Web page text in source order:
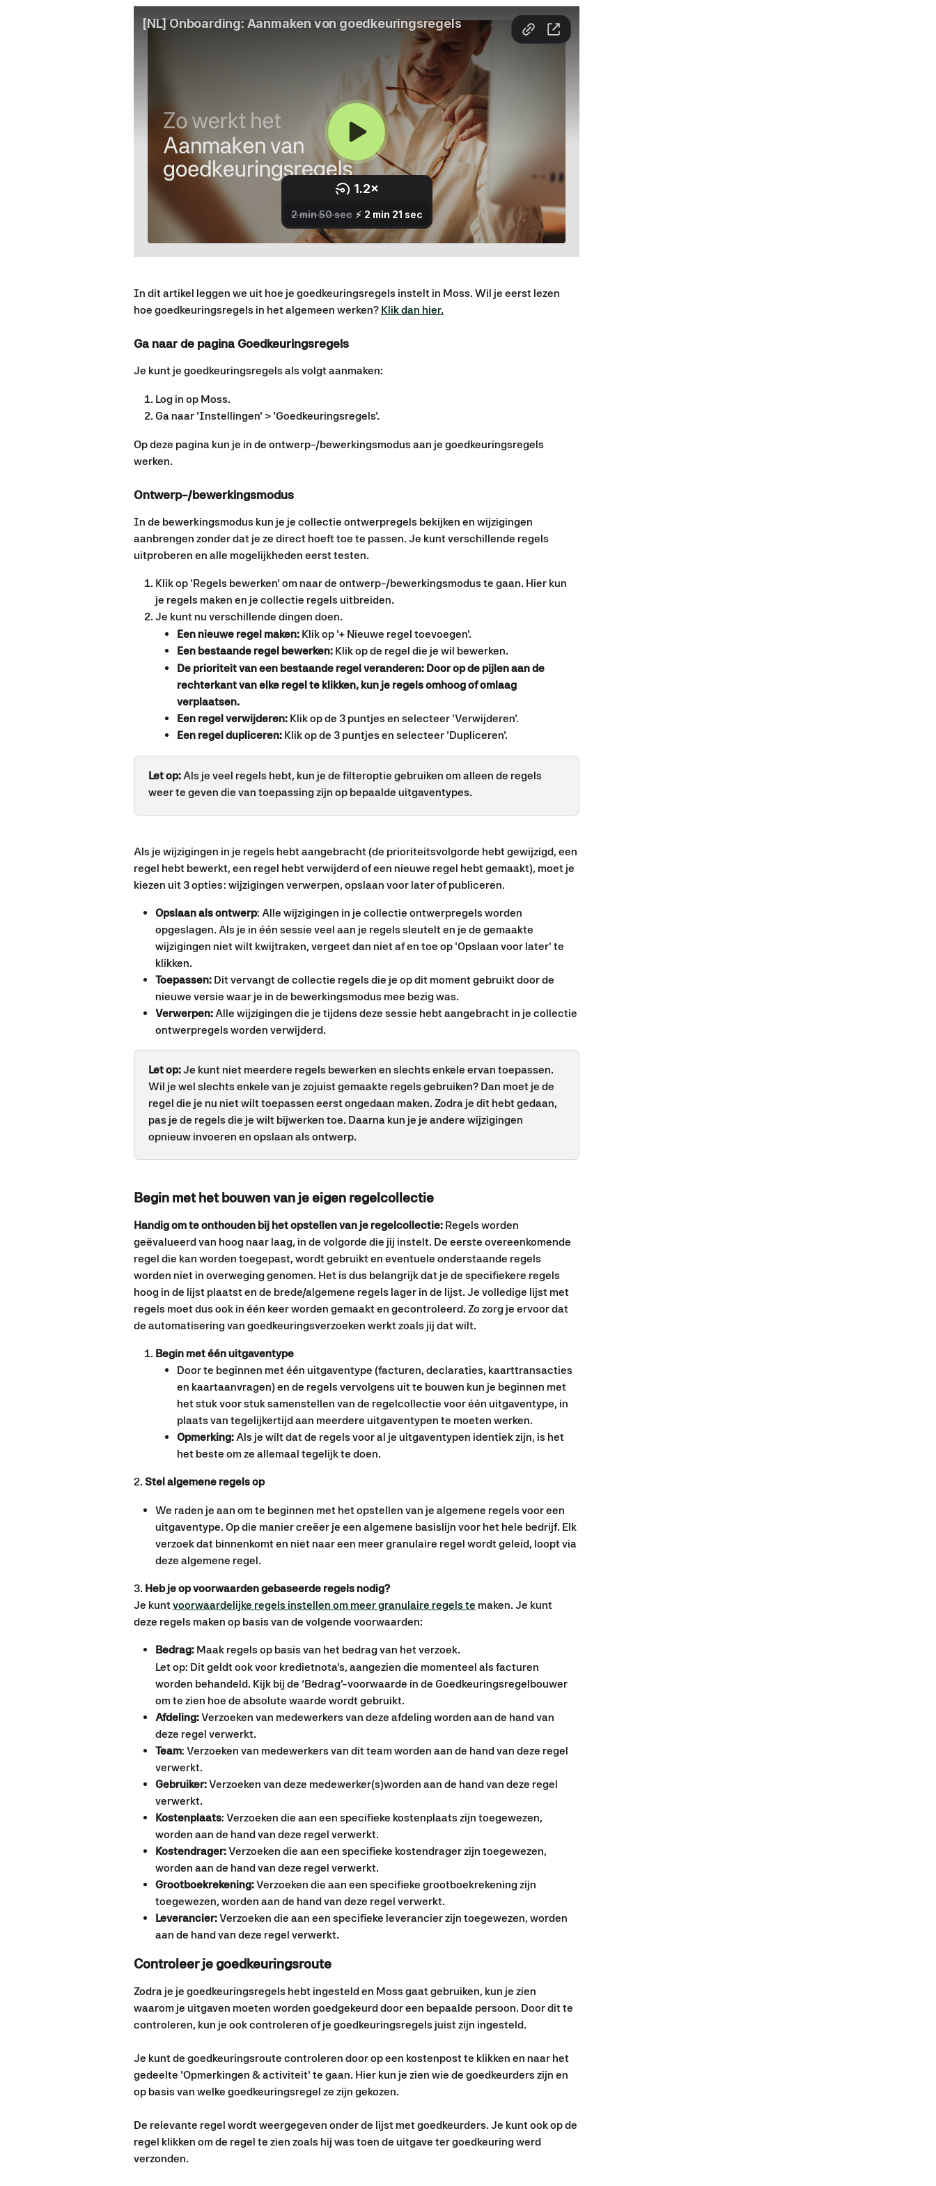
In dit artikel leggen we uit hoe je goedkeuringsregels instelt in Moss. Wil je eerst lezen
hoe goedkeuringsregels in het algemeen werken? Klik dan hier.
Ga naar de pagina Goedkeuringsregels
Je kunt je goedkeuringsregels als volgt aanmaken:
Log in op Moss.
Ga naar 'Instellingen' > 'Goedkeuringsregels'.
Op deze pagina kun je in de ontwerp-/bewerkingsmodus aan je goedkeuringsregels
werken.
Ontwerp-/bewerkingsmodus
In de bewerkingsmodus kun je je collectie ontwerpregels bekijken en wijzigingen
aanbrengen zonder dat je ze direct hoeft toe te passen. Je kunt verschillende regels
uitproberen en alle mogelijkheden eerst testen.
Klik op 'Regels bewerken' om naar de ontwerp-/bewerkingsmodus te gaan. Hier kun
je regels maken en je collectie regels uitbreiden.
Je kunt nu verschillende dingen doen.
Een nieuwe regel maken: Klik op '+ Nieuwe regel toevoegen'.
Een bestaande regel bewerken: Klik op de regel die je wil bewerken.
De prioriteit van een bestaande regel veranderen: Door op de pijlen aan de
rechterkant van elke regel te klikken, kun je regels omhoog of omlaag
verplaatsen.
Een regel verwijderen: Klik op de 3 puntjes en selecteer 'Verwijderen'.
Een regel dupliceren: Klik op de 3 puntjes en selecteer 'Dupliceren'.
Let op: Als je veel regels hebt, kun je de filteroptie gebruiken om alleen de regels
weer te geven die van toepassing zijn op bepaalde uitgaventypes.
Als je wijzigingen in je regels hebt aangebracht (de prioriteitsvolgorde hebt gewijzigd, een
regel hebt bewerkt, een regel hebt verwijderd of een nieuwe regel hebt gemaakt), moet je
kiezen uit 3 opties: wijzigingen verwerpen, opslaan voor later of publiceren.
Opslaan als ontwerp: Alle wijzigingen in je collectie ontwerpregels worden
opgeslagen. Als je in één sessie veel aan je regels sleutelt en je de gemaakte
wijzigingen niet wilt kwijtraken, vergeet dan niet af en toe op 'Opslaan voor later' te
klikken.
Toepassen: Dit vervangt de collectie regels die je op dit moment gebruikt door de
nieuwe versie waar je in de bewerkingsmodus mee bezig was.
Verwerpen: Alle wijzigingen die je tijdens deze sessie hebt aangebracht in je collectie
ontwerpregels worden verwijderd.
Let op: Je kunt niet meerdere regels bewerken en slechts enkele ervan toepassen.
Wil je wel slechts enkele van je zojuist gemaakte regels gebruiken? Dan moet je de
regel die je nu niet wilt toepassen eerst ongedaan maken. Zodra je dit hebt gedaan,
pas je de regels die je wilt bijwerken toe. Daarna kun je je andere wijzigingen
opnieuw invoeren en opslaan als ontwerp.
Begin met het bouwen van je eigen regelcollectie
Handig om te onthouden bij het opstellen van je regelcollectie: Regels worden
geëvalueerd van hoog naar laag, in de volgorde die jij instelt. De eerste overeenkomende
regel die kan worden toegepast, wordt gebruikt en eventuele onderstaande regels
worden niet in overweging genomen. Het is dus belangrijk dat je de specifiekere regels
hoog in de lijst plaatst en de brede/algemene regels lager in de lijst. Je volledige lijst met
regels moet dus ook in één keer worden gemaakt en gecontroleerd. Zo zorg je ervoor dat
de automatisering van goedkeuringsverzoeken werkt zoals jij dat wilt.
Begin met één uitgaventype
Door te beginnen met één uitgaventype (facturen, declaraties, kaarttransacties
en kaartaanvragen) en de regels vervolgens uit te bouwen kun je beginnen met
het stuk voor stuk samenstellen van de regelcollectie voor één uitgaventype, in
plaats van tegelijkertijd aan meerdere uitgaventypen te moeten werken.
Opmerking: Als je wilt dat de regels voor al je uitgaventypen identiek zijn, is het
het beste om ze allemaal tegelijk te doen.
2. Stel algemene regels op
We raden je aan om te beginnen met het opstellen van je algemene regels voor een
uitgaventype. Op die manier creëer je een algemene basislijn voor het hele bedrijf. Elk
verzoek dat binnenkomt en niet naar een meer granulaire regel wordt geleid, loopt via
deze algemene regel.
3. Heb je op voorwaarden gebaseerde regels nodig?
Je kunt voorwaardelijke regels instellen om meer granulaire regels te maken. Je kunt
deze regels maken op basis van de volgende voorwaarden:
Bedrag: Maak regels op basis van het bedrag van het verzoek.
Let op: Dit geldt ook voor kredietnota's, aangezien die momenteel als facturen
worden behandeld. Kijk bij de ‘Bedrag’-voorwaarde in de Goedkeuringsregelbouwer
om te zien hoe de absolute waarde wordt gebruikt.
Afdeling: Verzoeken van medewerkers van deze afdeling worden aan de hand van
deze regel verwerkt.
Team: Verzoeken van medewerkers van dit team worden aan de hand van deze regel
verwerkt.
Gebruiker: Verzoeken van deze medewerker(s)worden aan de hand van deze regel
verwerkt.
Kostenplaats: Verzoeken die aan een specifieke kostenplaats zijn toegewezen,
worden aan de hand van deze regel verwerkt.
Kostendrager: Verzoeken die aan een specifieke kostendrager zijn toegewezen,
worden aan de hand van deze regel verwerkt.
Grootboekrekening: Verzoeken die aan een specifieke grootboekrekening zijn
toegewezen, worden aan de hand van deze regel verwerkt.
Leverancier: Verzoeken die aan een specifieke leverancier zijn toegewezen, worden
aan de hand van deze regel verwerkt.
Controleer je goedkeuringsroute
Zodra je je goedkeuringsregels hebt ingesteld en Moss gaat gebruiken, kun je zien
waarom je uitgaven moeten worden goedgekeurd door een bepaalde persoon. Door dit te
controleren, kun je ook controleren of je goedkeuringsregels juist zijn ingesteld.
Je kunt de goedkeuringsroute controleren door op een kostenpost te klikken en naar het
gedeelte 'Opmerkingen & activiteit' te gaan. Hier kun je zien wie de goedkeurders zijn en
op basis van welke goedkeuringsregel ze zijn gekozen.
De relevante regel wordt weergegeven onder de lijst met goedkeurders. Je kunt ook op de
regel klikken om de regel te zien zoals hij was toen de uitgave ter goedkeuring werd
verzonden.